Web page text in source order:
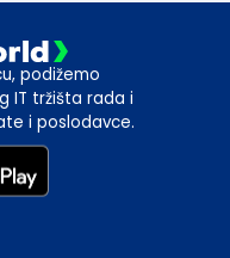
podižemo
IT tržišta rada i
i poslodavce.